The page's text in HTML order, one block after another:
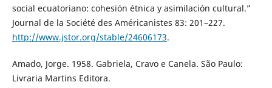
social ecuatoriano: cohesión étnica y asimilación cultural.”
Journal de la Société des Américanistes 83: 201–227.
http://www.jstor.org/stable/24606173.
Amado, Jorge. 1958. Gabriela, Cravo e Canela. São Paulo:
Livraria Martins Editora.